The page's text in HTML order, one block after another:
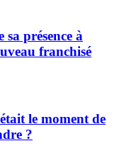
présence à
franchisé
le moment de
?